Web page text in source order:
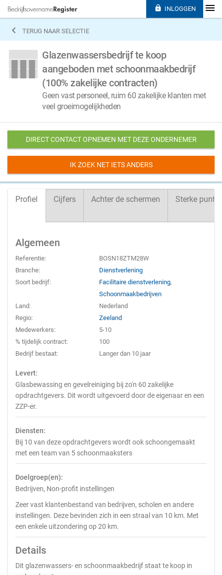
 TERUG NAAR SELECTIE
Glazenwassersbedrijf te koop
aangeboden met schoonmaakbedrijf
(100% zakelijke contracten)
Geen vast personeel, ruim 60 zakelijke klanten met
veel groeimogelijkheden
DIRECT CONTACT OPNEMEN MET DEZE ONDERNEMER
IK ZOEK NET IETS ANDERS
Profiel Cijfers Achter de schermen Sterke
Algemeen
Referentie:
BOSN18ZTM28W
Branche:
Dienstverlening
Soort bedrijf:
Facilitaire dienstverlening,
Schoonmaakbedrijven
Land:
Nederland
Regio:
Zeeland
Medewerkers:
5-10
% tijdelijk contract:
100
Bedrijf bestaat:
Langer dan 10 jaar
Levert:
Glasbewassing en gevelreiniging bij zo'n 60 zakelijke
opdrachtgevers. Dit wordt uitgevoerd door de eigenaar en een
ZZP-er.
Diensten:
Bij 10 van deze opdrachtgevers wordt ook schoongemaakt
met een team van 5 schoonmaaksters
Doelgroep(en):
Bedrijven, Non-profit instellingen
Zeer vast klantenbestand van bedrijven, scholen en andere
instellingen. Deze bevinden zich in een straal van 10 km. Met
een enkele uitzondering op 20 km.
Details
Dit glazenwassers- en schoonmaakbedrijf staat te koop in
 INLOGGEN